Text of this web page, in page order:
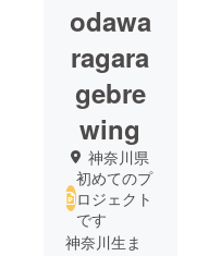
odawa
ragara
gebre
wing
神奈川県
初めてのプ
ロジェクト
です
神奈川生ま